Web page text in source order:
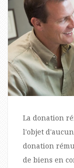
La donation
l'objet
donation
de biens en